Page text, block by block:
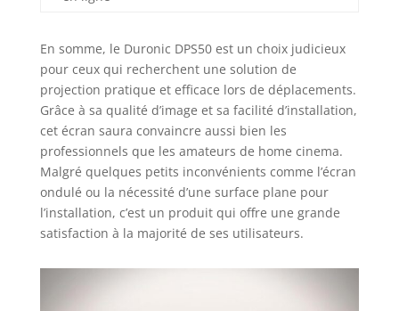
conférence, les
salles de classe ou
à la maison, nos
gammes d'écrans
de projection sont
disponibles en
différentes tailles,
de 40 pouces à 100
pouces en formats
4:3 et 16:9. Quel
projecteur frontal
En somme, le Duronic DPS50 est un choix judicieux
pour ceux qui recherchent une solution de
projection pratique et efficace lors de déplacements.
Grâce à sa qualité d’image et sa facilité d’installation,
cet écran saura convaincre aussi bien les
professionnels que les amateurs de home cinema.
Malgré quelques petits inconvénients comme l’écran
ondulé ou la nécessité d’une surface plane pour
l’installation, c’est un produit qui offre une grande
satisfaction à la majorité de ses utilisateurs.